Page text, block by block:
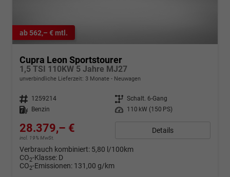
ab 562,– € mtl.
Cupra Leon Sportstourer
1,5 TSI 110KW 5 Jahre MJ27
unverbindliche Lieferzeit: 3 Monate Neuwagen
Fahrzeugnr. 1259214 Getriebe Schalt. 6-Gang
Kraftstoff
Benzin Leistung 110 kW (150 PS)
28.379,– €
incl. 19% MwSt.
Details
Verbrauch kombiniert: 5,80 l/100km
CO2-Klasse: D
CO2-Emissionen: 131,00 g/km